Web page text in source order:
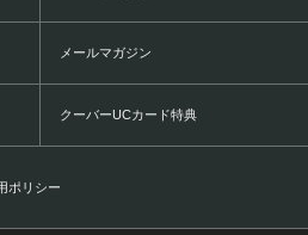
メールマガジン
クーバーUCカード特典
ポリシー